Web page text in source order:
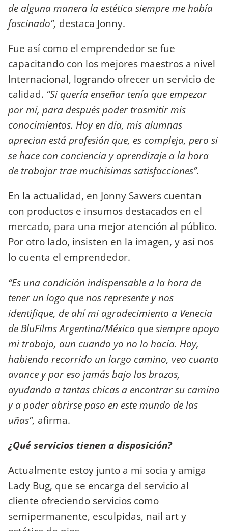
de alguna manera la estética siempre me había
fascinado”, destaca Jonny.
Fue así como el emprendedor se fue
capacitando con los mejores maestros a nivel
Internacional, logrando ofrecer un servicio de
calidad. “Si quería enseñar tenía que empezar
por mí, para después poder trasmitir mis
conocimientos. Hoy en día, mis alumnas
aprecian está profesión que, es compleja, pero si
se hace con conciencia y aprendizaje a la hora
de trabajar trae muchísimas satisfacciones”.
En la actualidad, en Jonny Sawers cuentan
con productos e insumos destacados en el
mercado, para una mejor atención al público.
Por otro lado, insisten en la imagen, y así nos
lo cuenta el emprendedor.
“Es una condición indispensable a la hora de
tener un logo que nos represente y nos
identifique, de ahí mi agradecimiento a Venecia
de BluFilms Argentina/México que siempre apoyo
mi trabajo, aun cuando yo no lo hacía. Hoy,
habiendo recorrido un largo camino, veo cuanto
avance y por eso jamás bajo los brazos,
ayudando a tantas chicas a encontrar su camino
y a poder abrirse paso en este mundo de las
uñas”, afirma.
¿Qué servicios tienen a disposición?
Actualmente estoy junto a mi socia y amiga
Lady Bug, que se encarga del servicio al
cliente ofreciendo servicios como
semipermanente, esculpidas, nail art y